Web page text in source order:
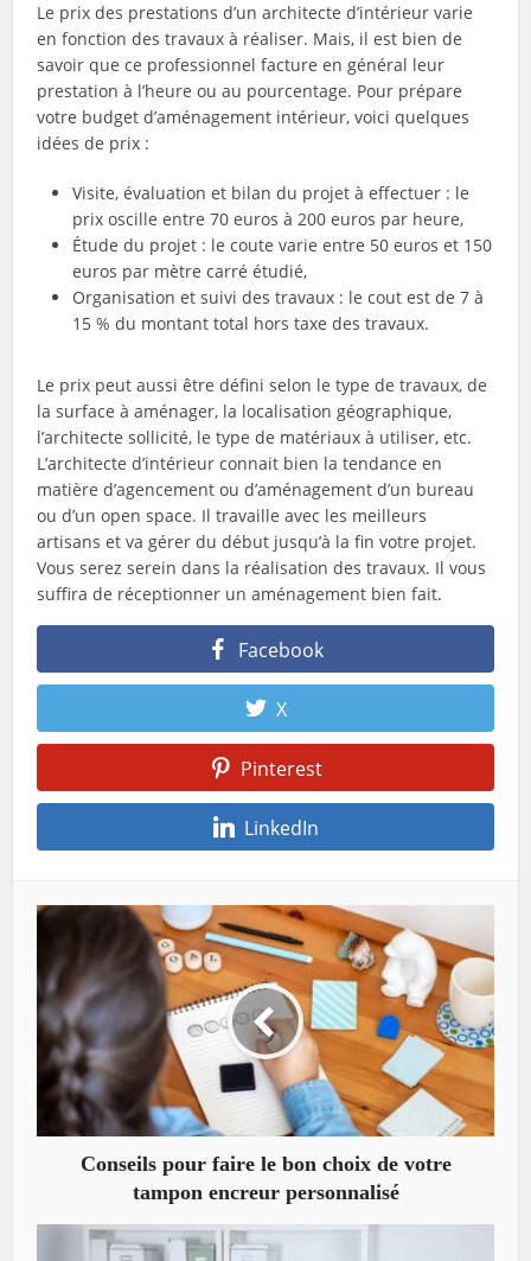
Le prix des prestations d’un architecte d’intérieur varie
en fonction des travaux à réaliser. Mais, il est bien de
savoir que ce professionnel facture en général leur
prestation à l’heure ou au pourcentage. Pour prépare
votre budget d’aménagement intérieur, voici quelques
idées de prix :
Visite, évaluation et bilan du projet à effectuer : le
prix oscille entre 70 euros à 200 euros par heure,
Étude du projet : le coute varie entre 50 euros et 150
euros par mètre carré étudié,
Organisation et suivi des travaux : le cout est de 7 à
15 % du montant total hors taxe des travaux.
Le prix peut aussi être défini selon le type de travaux, de
la surface à aménager, la localisation géographique,
l’architecte sollicité, le type de matériaux à utiliser, etc.
L’architecte d’intérieur connait bien la tendance en
matière d’agencement ou d’aménagement d’un bureau
ou d’un open space. Il travaille avec les meilleurs
artisans et va gérer du début jusqu’à la fin votre projet.
Vous serez serein dans la réalisation des travaux. Il vous
suffira de réceptionner un aménagement bien fait.
Facebook
X
Pinterest
LinkedIn
Conseils pour faire le bon choix de votre
tampon encreur personnalisé